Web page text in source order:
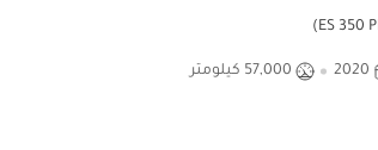
2020 57,000 كيلومتر